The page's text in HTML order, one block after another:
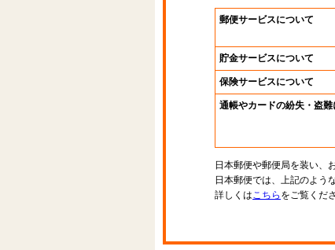
郵便サービスについて
貯金サービスについて
保険サービスについて
通帳やカードの紛失・盗
日本郵便や郵便局を装い、
日本郵便では、上記のよう
詳しくはこちら をご覧くだ